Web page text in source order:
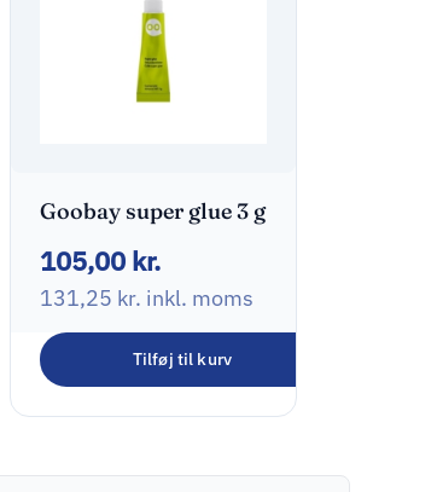
Goobay super glue 3 g
105,00 kr.
131,25 kr. inkl. moms
Tilføj til kurv